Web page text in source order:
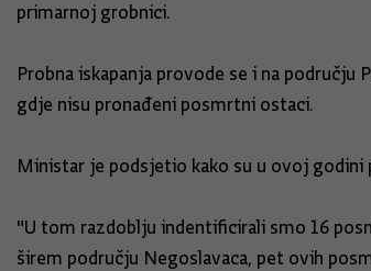
primarnoj grobnici.
Probna iskapanja provode se i na
gdje nisu pronađeni posmrtni ostaci.
Ministar je podsjetio kako su u ovoj godini
"U tom razdoblju indentificirali smo 16
širem području Negoslavaca, pet ovih